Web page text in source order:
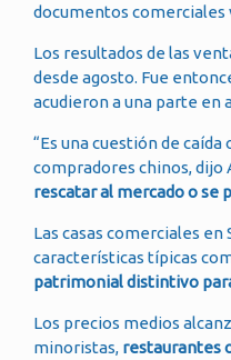
documentos
Los resultados de las
desde agosto. Fue
acudieron a una parte en
“Es una cuestión de
compradores chinos, dijo
rescatar al mercado o se
Las casas comerciales
características típicas
patrimonial distintivo
Los precios medios
minoristas, restaurantes